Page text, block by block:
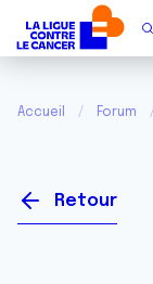
Accueil Forum
Retour